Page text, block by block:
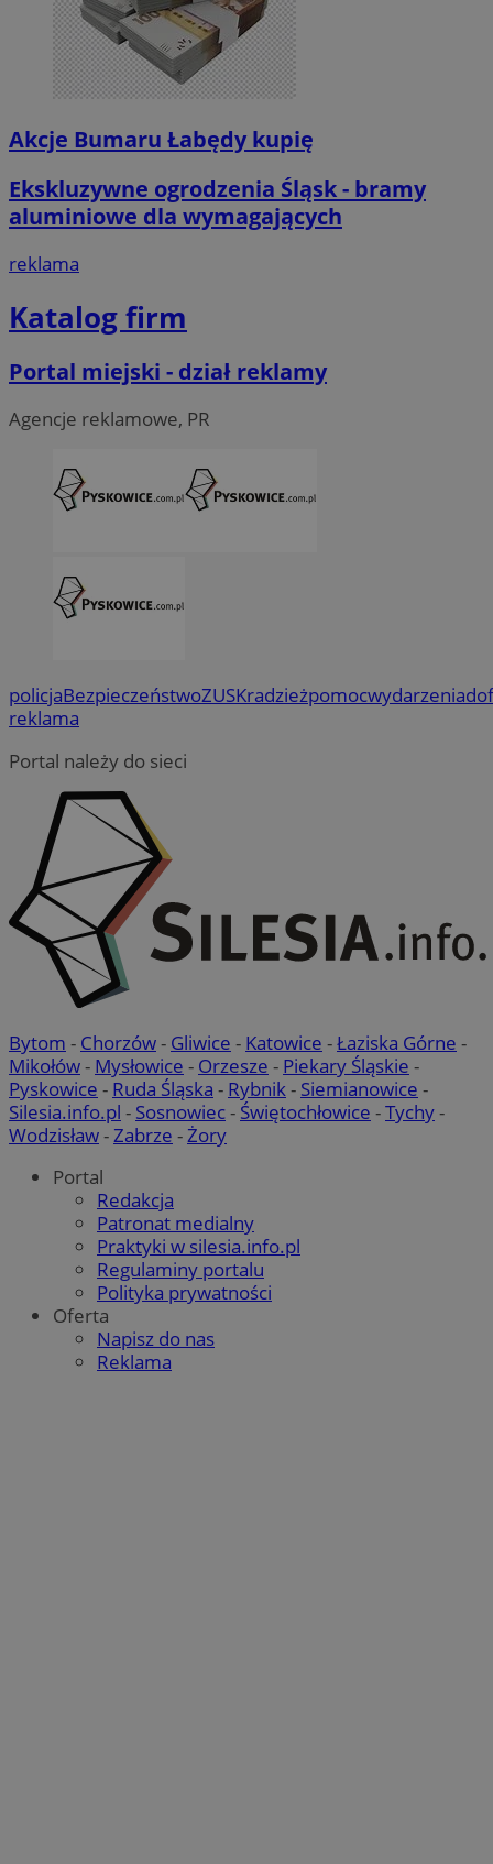
Akcje Bumaru Łabędy kupię
Ekskluzywne ogrodzenia Śląsk - bramy
aluminiowe dla wymagających
reklama
Katalog firm
Portal miejski - dział reklamy
Agencje reklamowe, PR
policjaBezpieczeństwoZUSKradzieżpomocwydarzenia
reklama
Portal należy do sieci
Bytom - Chorzów- Gliwice - Katowice -Łaziska Górne -
Mikołów- Mysłowice - Orzesze - Piekary Śląskie -
Pyskowice - Ruda Śląska - Rybnik- Siemianowice -
Silesia.info.pl - Sosnowiec- Świętochłowice -Tychy-
Wodzisław-Zabrze -Żory
Portal
Redakcja
Patronat medialny
Praktyki w silesia.info.pl
Regulaminy portalu
Polityka prywatności
Oferta
Napisz do nas
Reklama